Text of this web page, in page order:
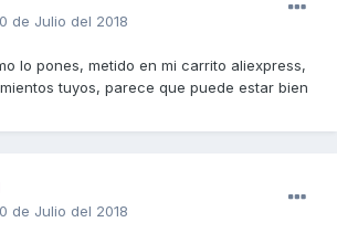
de Julio del 2018
lo pones, metido en mi carrito aliexpress,
tuyos, parece que puede estar bien
de Julio del 2018